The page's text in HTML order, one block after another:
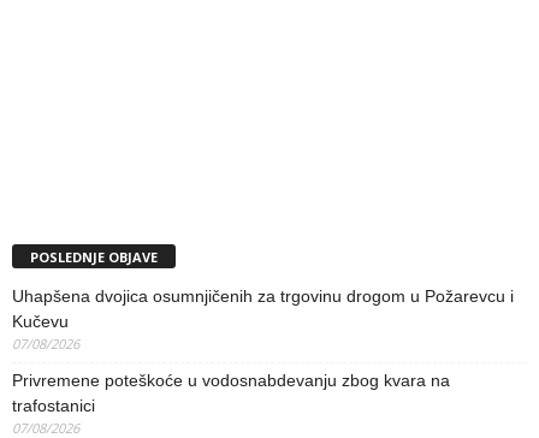
POSLEDNJE OBJAVE
Uhapšena dvojica osumnjičenih za trgovinu drogom u Požarevcu i
Kučevu
07/08/2026
Privremene poteškoće u vodosnabdevanju zbog kvara na
trafostanici
07/08/2026